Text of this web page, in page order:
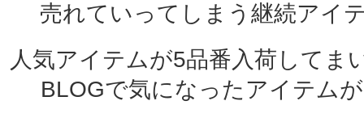
売れていってしまう継続アイ
人気アイテムが5品番入荷してま
BLOGで気になったアイテム